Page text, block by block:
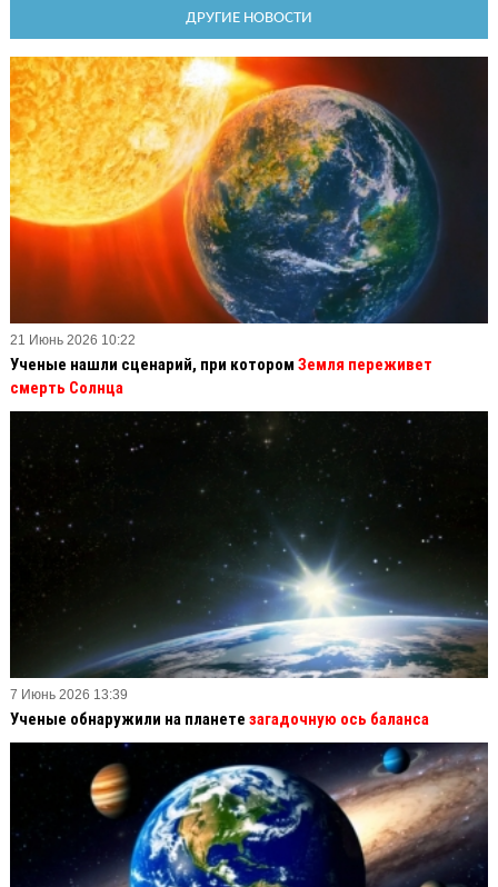
ДРУГИЕ НОВОСТИ
21 Июнь 2026 10:22
Ученые нашли сценарий, при котором Земля переживет
смерть Солнца
7 Июнь 2026 13:39
Ученые обнаружили на планете загадочную ось баланса